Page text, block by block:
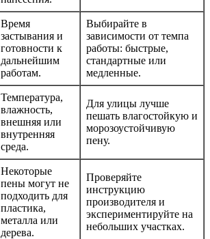
Время
застывания и
готовности к
дальнейшим
работам.
Выбирайте в
зависимости от темпа
работы: быстрые,
стандартные или
медленные.
Температура,
влажность,
внешняя или
внутренняя
среда.
Для улицы лучше
пешать влагостойкую и
морозоустойчивую
пену.
Некоторые
пены могут не
подходить для
пластика,
металла или
дерева.
Проверяйте
инструкцию
производителя и
экспериментируйте на
небольших участках.